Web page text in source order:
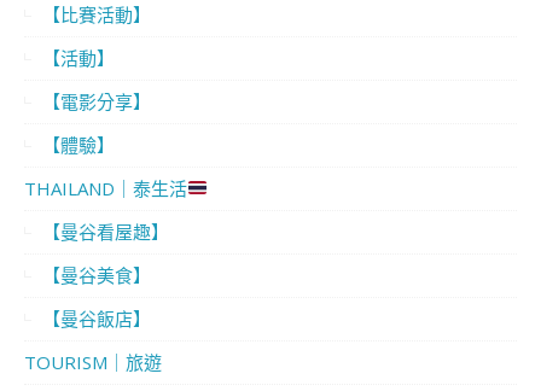
【比賽活動】
【活動】
【電影分享】
【體驗】
THAILAND｜泰生活
【曼谷看屋趣】
【曼谷美食】
【曼谷飯店】
TOURISM｜旅遊